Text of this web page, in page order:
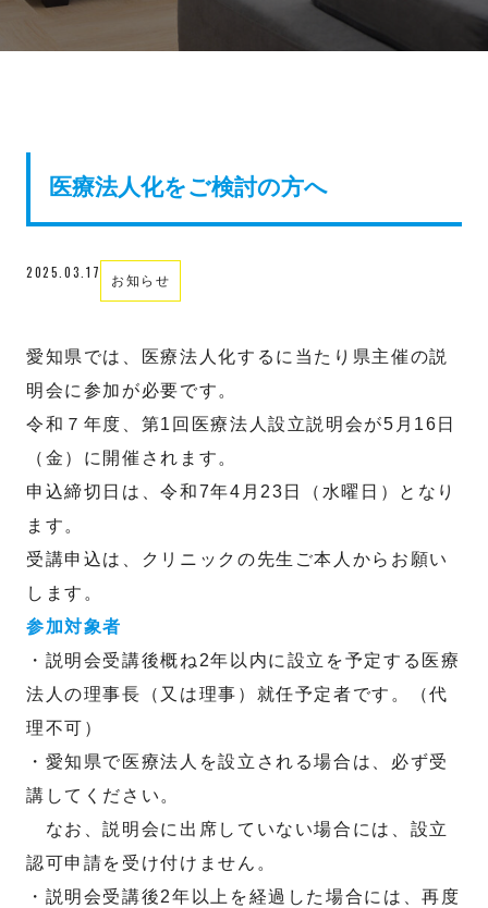
医療法人化をご検討の方へ
2025.03.17 お知らせ
愛知県では、医療法人化するに当たり県主催の説
明会に参加が必要です。
令和７年度、第1回医療法人設立説明会が5月16日
（金）に開催されます。
申込締切日は、令和7年4月23日（水曜日）となり
ます。
受講申込は、クリニックの先生ご本人からお願い
します。
参加対象者
・説明会受講後概ね2年以内に設立を予定する医療
法人の理事長（又は理事）就任予定者です。（代
理不可）
・愛知県で医療法人を設立される場合は、必ず受
講してください。
なお、説明会に出席していない場合には、設立
認可申請を受け付けません。
・説明会受講後2年以上を経過した場合には、再度